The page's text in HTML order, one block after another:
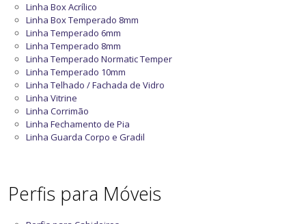
Linha Box Acrílico
Linha Box Temperado 8mm
Linha Temperado 6mm
Linha Temperado 8mm
Linha Temperado Normatic Temper
Linha Temperado 10mm
Linha Telhado / Fachada de Vidro
Linha Vitrine
Linha Corrimão
Linha Fechamento de Pia
Linha Guarda Corpo e Gradil
Perfis para Móveis